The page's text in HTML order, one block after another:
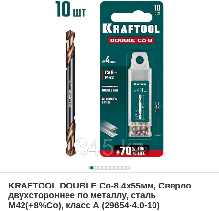
KRAFTOOL DOUBLE Сo-8 4х55мм, Сверло
двухстороннее по металлу, сталь
M42(+8%Co), класс А (29654-4.0-10)